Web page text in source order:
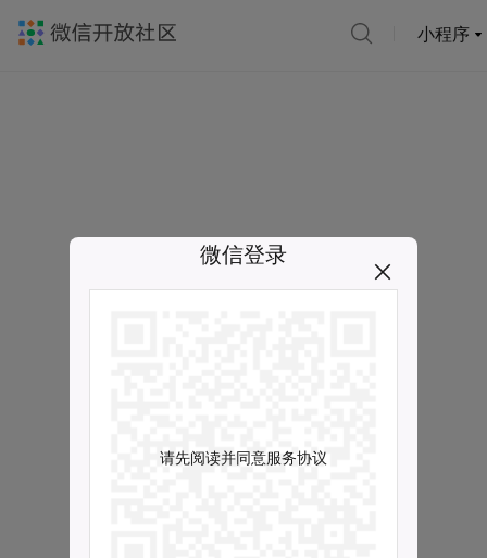
小程序
微信登录
请先阅读并同意服务协议